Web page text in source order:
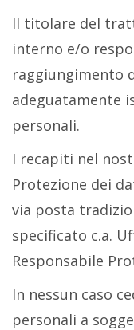
Il titolare del
interno e/o
raggiungimento
adeguatamente
personali.
I recapiti nel
Protezione dei
via posta
specificato c.a.
Responsabile
In nessun caso
personali a